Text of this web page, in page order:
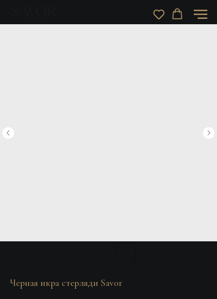
Черная икра стерляди Savor